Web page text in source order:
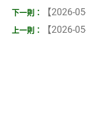
【2026-
【2026-